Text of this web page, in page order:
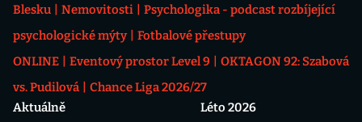
Blesku
Nemovitosti
Psychologika - podcast rozbíjející
psychologické mýty
Fotbalové přestupy
ONLINE
Eventový prostor Level 9
OKTAGON 92: Szabová
vs. Pudilová
Chance Liga 2026/27
Aktuálně
Léto 2026